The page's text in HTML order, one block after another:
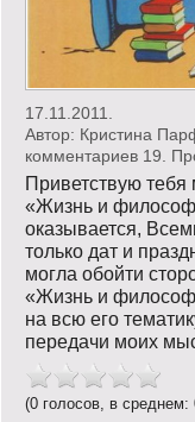
Философские
Этот огромный
17.11.2011.
Автор: Кристина
комментариев 19.
Приветствую тебя
«Жизнь и
оказывается,
только дат и
могла обойти
«Жизнь и
на всю его
передачи моих
(0 голосов, в среднем: